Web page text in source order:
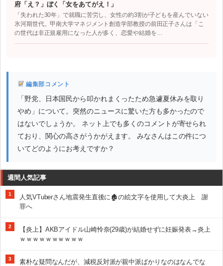
府「え？」ぼく「女をあてがえ！」
「失われた30年」で就職に苦労し、女性の約3割が子どもを産んでいない
氷河期世代。甲南大学マネジメント創造学部教授の前田正子さんは「こ
の世代は非正規雇用になった人が多く、恋愛や結婚を…
編集部コメント
「野党、日本国民から叩かれまくったため急遽夏休みを取り
やめ」について。突然のニュースに驚いた方も多かったので
はないでしょうか。 ネット上でも多くのコメントが寄せられ
ており、関心の高さがうかがえます。 みなさんはこの件につ
いてどのようにお考えですか？
週間人気記事
1
人気VTuberさん地震発生直後に🏚の絵文字を使用して大炎上 謝
罪へ
2
【炎上】AKBアイドル山崎怜奈(29歳)が結婚せずに妊娠発表→炎上
ｗｗｗｗｗｗｗｗｗｗ
3
素朴な疑問なんだが、減税反対派が親中派ばかりなのはなんでな